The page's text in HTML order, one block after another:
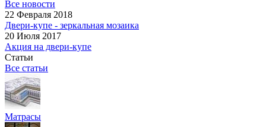
Все новости
22 Февраля 2018
Двери-купе - зеркальная мозаика
20 Июля 2017
Акция на двери-купе
Статьи
Все статьи
Матрасы